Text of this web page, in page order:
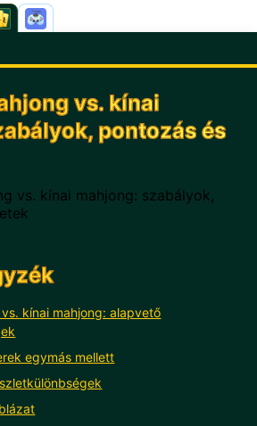
vs. kínai
pontozás és
kínai mahjong: alapvető
egymás mellett